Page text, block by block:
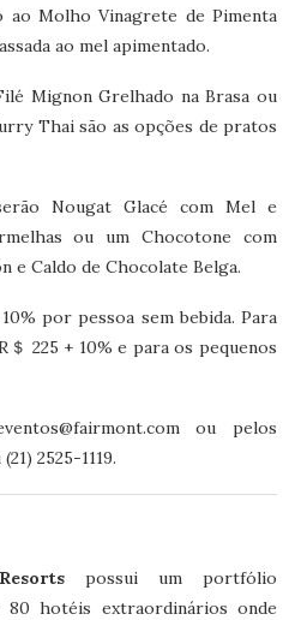
ao Molho Vinagrete de Pimenta
ao mel apimentado.
Mignon Grelhado na Brasa ou
Thai são as opções de pratos
Nougat Glacé com Mel e
ou um Chocotone com
e Caldo de Chocolate Belga.
por pessoa sem bebida. Para
＄ 225 + 10% e para os pequenos
ou pelos
2525-1119.
possui um portfólio
80 hotéis extraordinários onde